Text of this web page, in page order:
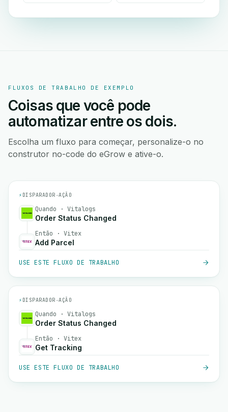
FLUXOS DE TRABALHO DE EXEMPLO
Coisas que você pode
automatizar entre os dois.
Escolha um fluxo para começar, personalize-o no
construtor no-code do eGrow e ative-o.
⚡ DISPARADOR→AÇÃO
Quando · Vitalogs
Order Status Changed
Então · Vitex
Add Parcel
USE ESTE FLUXO DE TRABALHO
⚡ DISPARADOR→AÇÃO
Quando · Vitalogs
Order Status Changed
Então · Vitex
Get Tracking
USE ESTE FLUXO DE TRABALHO